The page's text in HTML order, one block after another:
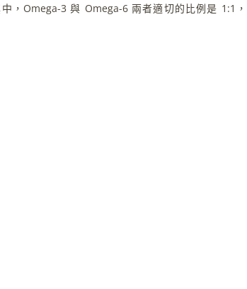
，Omega-3 與 Omega-6 兩者適切的比例是 1:1，